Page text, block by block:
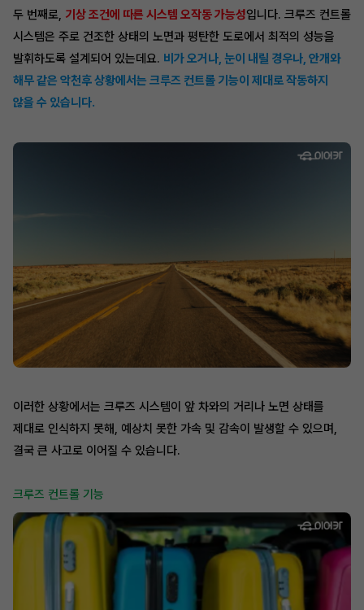
두 번째로, 기상 조건에 따른 시스템 오작동 가능성입니다. 크루즈 컨트롤
시스템은 주로 건조한 상태의 노면과 평탄한 도로에서 최적의 성능을
발휘하도록 설계되어 있는데요. 비가 오거나, 눈이 내릴 경우나, 안개와
해무 같은 악천후 상황에서는 크루즈 컨트롤 기능이 제대로 작동하지
않을 수 있습니다.
이러한 상황에서는 크루즈 시스템이 앞 차와의 거리나 노면 상태를
제대로 인식하지 못해, 예상치 못한 가속 및 감속이 발생할 수 있으며,
결국 큰 사고로 이어질 수 있습니다.
크루즈 컨트롤 기능